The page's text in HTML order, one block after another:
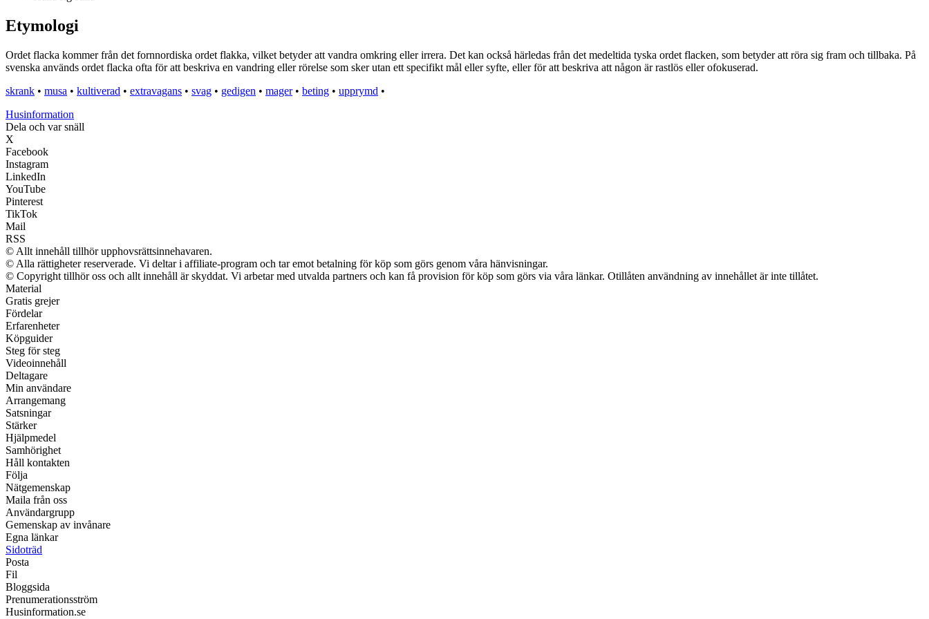
Etymologi
Ordet flacka kommer från det fornnordiska ordet flakka, vilket betyder att vandra omkring eller irrera. Det kan också härledas från det medeltida tyska ordet flacken, som betyder att röra sig fram och tillbaka. På
svenska används ordet flacka ofta för att beskriva en vandring eller rörelse som sker utan ett specifikt mål eller syfte, eller för att beskriva att någon är rastlös eller ofokuserad.
skrank • musa • kultiverad • extravagans • svag • gedigen • mager• beting • upprymd •
Husinformation
Dela och var snäll
X
Facebook
Instagram
LinkedIn
YouTube
Pinterest
TikTok
Mail
RSS
© Allt innehåll tillhör upphovsrättsinnehavaren.
© Alla rättigheter reserverade. Vi deltar i affiliate-program och tar emot betalning för köp som görs genom våra hänvisningar.
© Copyright tillhör oss och allt innehåll är skyddat. Vi arbetar med utvalda partners och kan få provision för köp som görs via våra länkar. Otillåten användning av innehållet är inte tillåtet.
Material
Gratis grejer
Fördelar
Erfarenheter
Köpguider
Steg för steg
Videoinnehåll
Deltagare
Min användare
Arrangemang
Satsningar
Stärker
Hjälpmedel
Samhörighet
Håll kontakten
Följa
Nätgemenskap
Maila från oss
Användargrupp
Gemenskap av invånare
Egna länkar
Sidoträd
Posta
Fil
Bloggsida
Prenumerationsström
Husinformation.se